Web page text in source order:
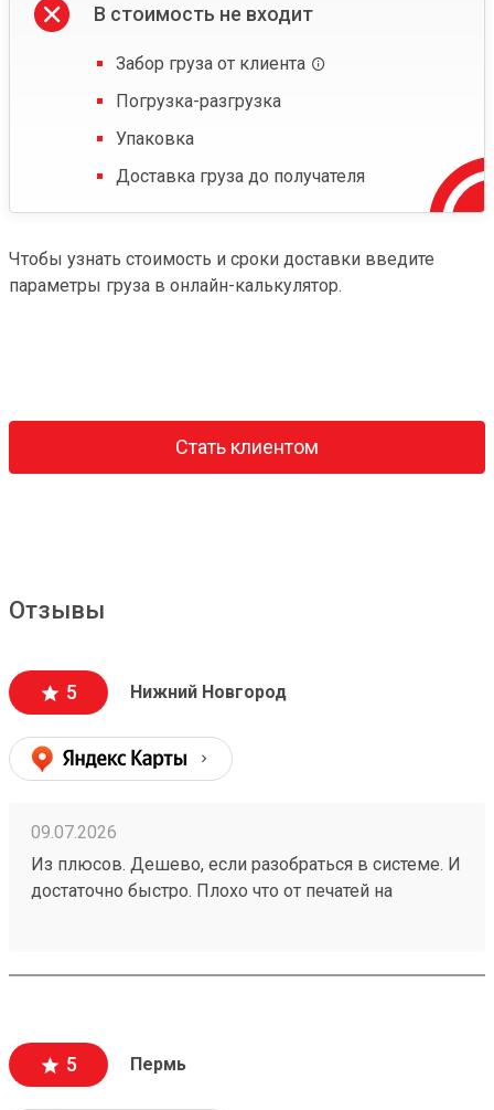
В стоимость не входит
Забор груза от клиента
Погрузка-разгрузка
Упаковка
Доставка груза до получателя
Чтобы узнать стоимость и сроки доставки введите
параметры груза в онлайн-калькулятор.
Стать клиентом
Отзывы
5 Нижний Новгород
09.07.2026
Из плюсов. Дешево, если разобраться в системе. И
достаточно быстро. Плохо что от печатей на
5 Пермь